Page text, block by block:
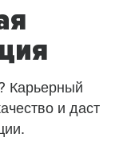
Карьерный
и даст